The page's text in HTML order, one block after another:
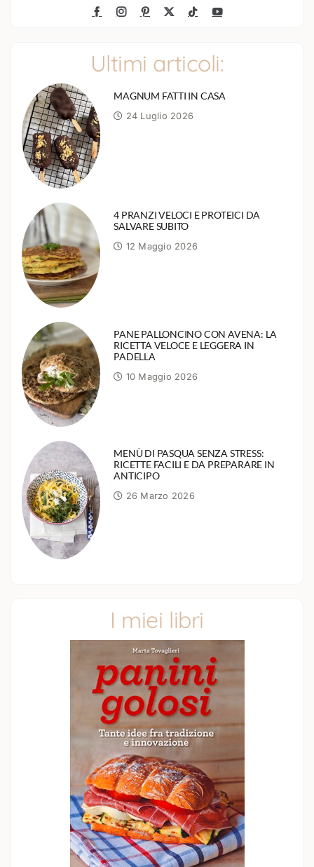
Ultimi articoli:
MAGNUM FATTI IN CASA
24 Luglio 2026
4 PRANZI VELOCI E PROTEICI DA
SALVARE SUBITO
12 Maggio 2026
PANE PALLONCINO CON AVENA: LA
RICETTA VELOCE E LEGGERA IN
PADELLA
10 Maggio 2026
MENÙ DI PASQUA SENZA STRESS:
RICETTE FACILI E DA PREPARARE IN
ANTICIPO
26 Marzo 2026
I miei libri